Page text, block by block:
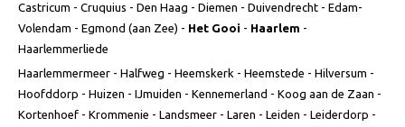
Castricum - Cruquius - Den Haag - Diemen - Duivendrecht - Edam-
Volendam - Egmond (aan Zee) - Het Gooi - Haarlem -
Haarlemmerliede
Haarlemmermeer - Halfweg - Heemskerk - Heemstede - Hilversum -
Hoofddorp - Huizen - IJmuiden - Kennemerland - Koog aan de Zaan -
Kortenhoef - Krommenie - Landsmeer - Laren - Leiden - Leiderdorp -